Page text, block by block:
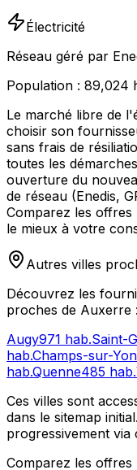
Électricité
Réseau géré par
Population : 89,024
Le marché libre de
choisir son
sans frais de
toutes les
ouverture du
de réseau (Enedis,
Comparez les
le mieux à votre
Autres villes
Découvrez les
proches de Auxerre :
Augy971 hab.Saint-
hab.Champs-sur-
hab.Quenne485 hab.
Ces villes sont
dans le sitemap
progressivement via
Comparez les offres